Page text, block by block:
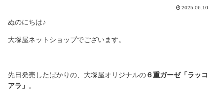
2025.06.10
ぬのにちは♪
大塚屋ネットショップでございます。
先日発売したばかりの、大塚屋オリジナルの６重ガーゼ「ラッコ
アラ」 。